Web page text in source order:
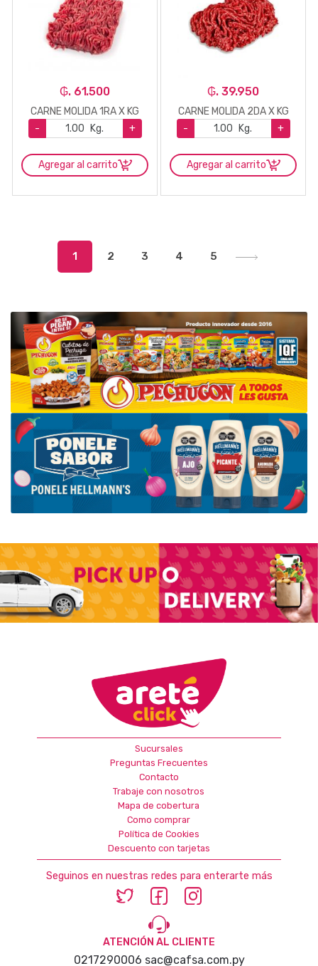
₲. 61.500
CARNE MOLIDA 1RA X KG
-
Kg. +
Agregar al carrito
₲. 39.950
CARNE MOLIDA 2DA X KG
-
Kg. +
Agregar al carrito
1 2 3 4 5
Sucursales
Preguntas Frecuentes
Contacto
Trabaje con nosotros
Mapa de cobertura
Como comprar
Política de Cookies
Descuento con tarjetas
Seguinos en nuestras redes para enterarte más
ATENCIÓN AL CLIENTE
0217290006 sac@cafsa.com.py